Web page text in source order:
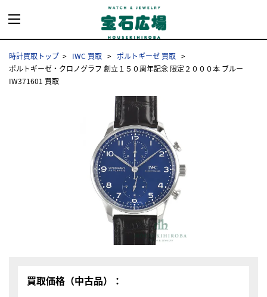
時計買取トップ IWC 買取
ポルトギーゼ 買取
ポルトギーゼ・クロノグラフ 創立１５０周年記念 限定２０００本 ブルー
IW371601 買取
買取価格（中古品）：